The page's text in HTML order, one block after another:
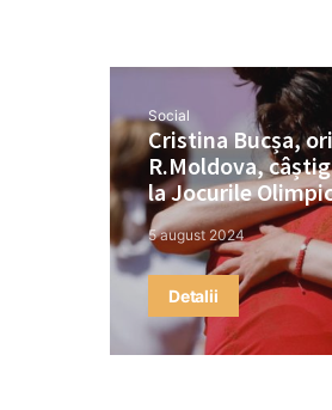
Social
Cristina Bucșa,
R.Moldova,
la Jocurile
5 august 2024
Detalii